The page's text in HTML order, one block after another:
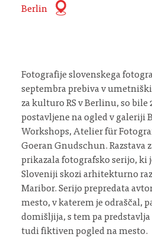
Berlin
Fotografije slovenskega
septembra prebiva v
za kulturo RS v Berlinu, so bile
postavljene na ogled v galeriji
Workshops, Atelier für
Goeran Gnudschun. Razstava
prikazala fotografsko serijo, ki
Sloveniji skozi arhitekturno
Maribor. Serijo prepredata
mesto, v katerem je odraščal,
domišljija, s tem pa
tudi fiktiven pogled na mesto.